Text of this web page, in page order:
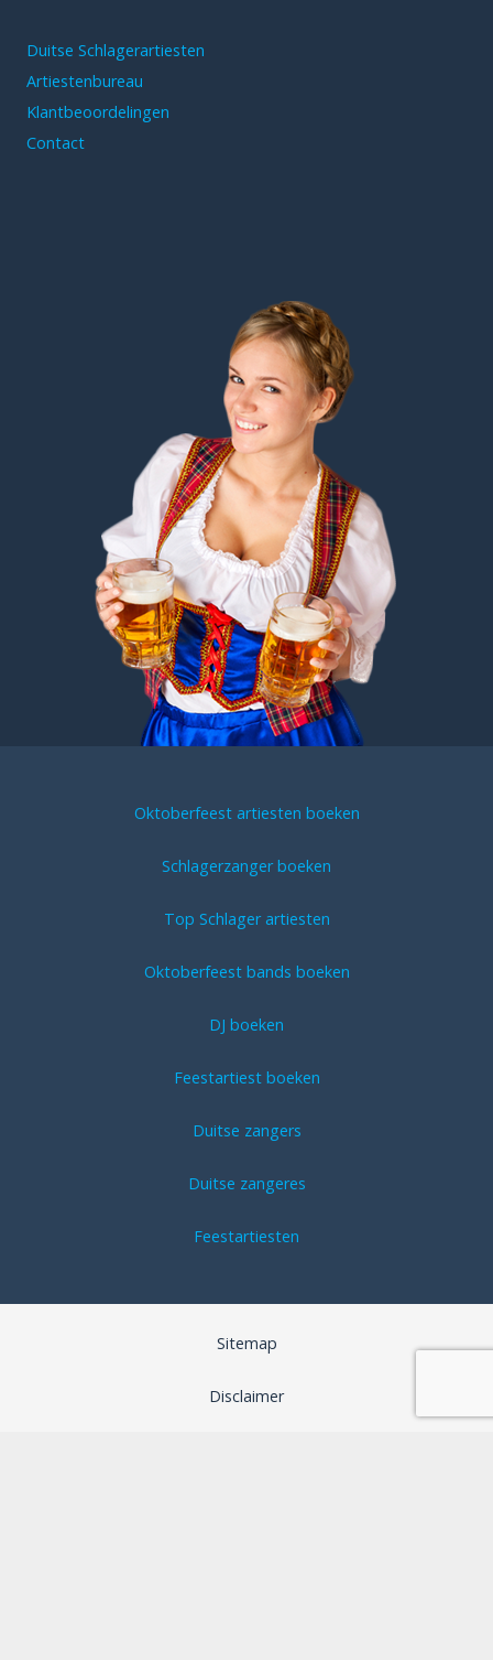
Duitse Schlagerartiesten
Artiestenbureau
Klantbeoordelingen
Contact
Oktoberfeest artiesten boeken
Schlagerzanger boeken
Top Schlager artiesten
Oktoberfeest bands boeken
DJ boeken
Feestartiest boeken
Duitse zangers
Duitse zangeres
Feestartiesten
Sitemap
Disclaimer